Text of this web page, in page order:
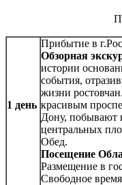
1 день
Прибытие в
Обзорная
истории
события,
жизни
красивым
Дону, побывают
центральных
Обед.
Посещение
Размещение в
Свободное